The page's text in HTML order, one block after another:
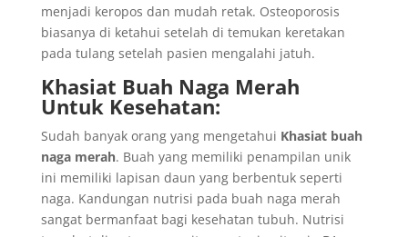
menjadi keropos dan mudah retak. Osteoporosis
biasanya di ketahui setelah di temukan keretakan
pada tulang setelah pasien mengalahi jatuh.
Khasiat Buah Naga Merah
Untuk Kesehatan:
Sudah banyak orang yang mengetahui Khasiat buah
naga merah. Buah yang memiliki penampilan unik
ini memiliki lapisan daun yang berbentuk seperti
naga. Kandungan nutrisi pada buah naga merah
sangat bermanfaat bagi kesehatan tubuh. Nutrisi